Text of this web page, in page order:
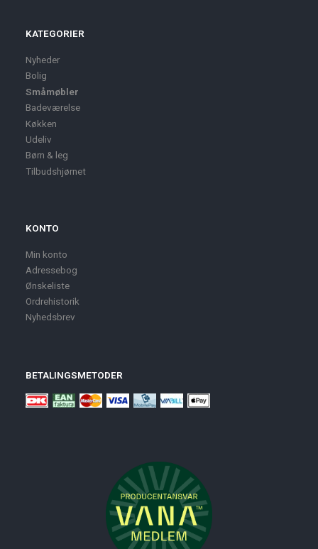
KATEGORIER
Nyheder
Bolig
Småmøbler
Badeværelse
Køkken
Udeliv
Børn & leg
Tilbudshjørnet
KONTO
Min konto
Adressebog
Ønskeliste
Ordrehistorik
Nyhedsbrev
BETALINGSMETODER